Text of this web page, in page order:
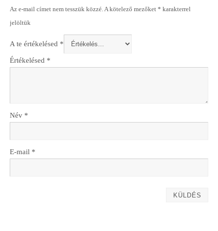
Az e-mail címet nem tesszük közzé. A kötelező mezőket * karakterrel
jelöltük
A te értékelésed *
Értékelésed *
Név *
E-mail *